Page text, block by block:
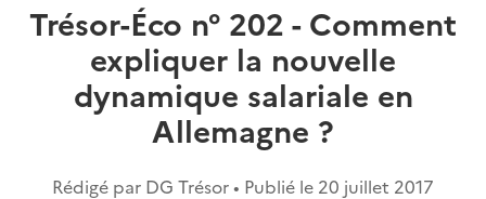
Trésor-Éco n° 202 - Comment
expliquer la nouvelle
dynamique salariale en
Allemagne ?
Rédigé par DG Trésor • Publié le 20 juillet 2017